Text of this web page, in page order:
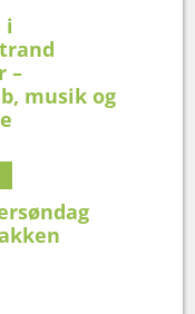
i
–
musik og